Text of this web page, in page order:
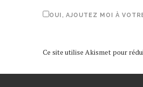
OUI, AJOUTEZ MOI À
Ce site utilise Akismet pour